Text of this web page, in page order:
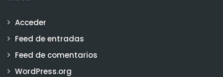
Acceder
Feed de entradas
Feed de comentarios
WordPress.org